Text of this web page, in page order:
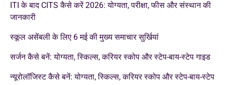
ITI के बाद CITS कैसे करें 2026: योग्यता, परीक्षा, फीस और संस्थान की
जानकारी
स्कूल असेंबली के लिए 6 मई की मुख्य समाचार सुर्खियां
सर्जन कैसे बनें: योग्यता, स्किल्स, करियर स्कोप और स्टेप-बाय-स्टेप गाइड
न्यूरोलॉजिस्ट कैसे बनें: योग्यता, स्किल्स, करियर स्कोप और स्टेप-बाय-स्टेप